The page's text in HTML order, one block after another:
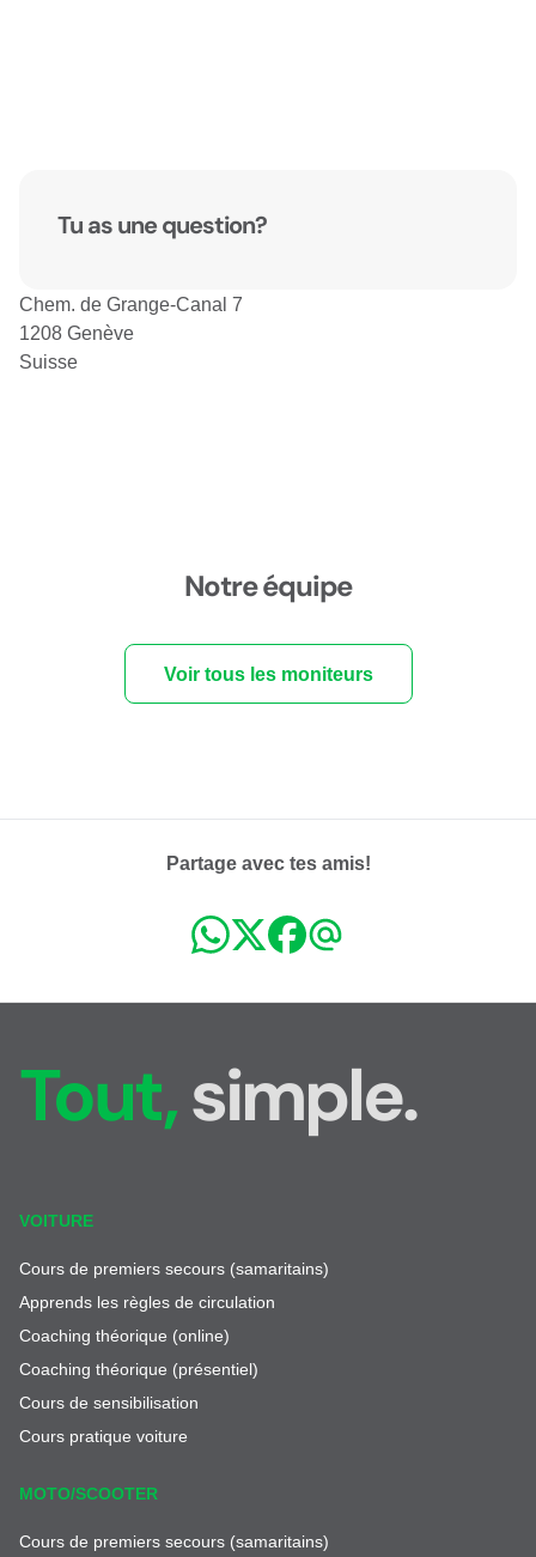
Tu as une question?
Chem. de Grange-Canal 7
1208 Genève
Suisse
Notre équipe
Voir tous les moniteurs
Partage avec tes amis!
Tout,simple.
VOITURE
Cours de premiers secours (samaritains)
Apprends les règles de circulation
Coaching théorique (online)
Coaching théorique (présentiel)
Cours de sensibilisation
Cours pratique voiture
MOTO/SCOOTER
Cours de premiers secours (samaritains)